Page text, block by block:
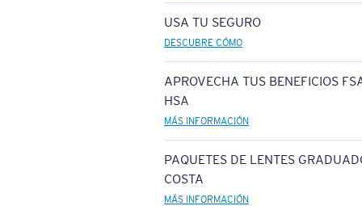
USA TU SEGURO
DESCUBRE CÓMO
APROVECHA TUS BENEFICIOS
HSA
MÁS INFORMACIÓN
PAQUETES DE LENTES
COSTA
MÁS INFORMACIÓN